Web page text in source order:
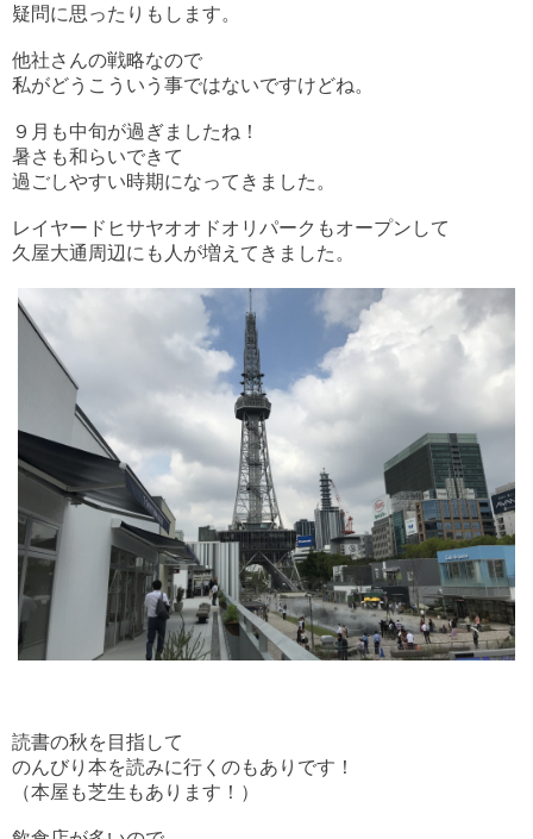
疑問に思ったりもします。
他社さんの戦略なので
私がどうこういう事ではないですけどね。
９月も中旬が過ぎましたね！
暑さも和らいできて
過ごしやすい時期になってきました。
レイヤードヒサヤオオドオリパークもオープンして
久屋大通周辺にも人が増えてきました。
読書の秋を目指して
のんびり本を読みに行くのもありです！
（本屋も芝生もあります！）